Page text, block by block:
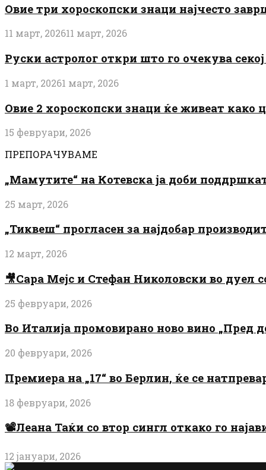
Овие три хороскопски знаци најчесто
11 март, 202611 март, 2026
Руски астролог откри што го очекува
1 март, 20261 март, 2026
Овие 2 хороскопски знаци ќе живеат како
15 февруари, 2026
ПРЕПОРАЧУВАМЕ
„Мамутите“ на Котевска ја доби
25 март, 2026
„Тиквеш“ прогласен за најдобар
12 март, 2026
🎥Сара Мејс и Стефан Николовски во дуел
25 февруари, 2026
Во Италија промовирано ново вино
20 февруари, 2026
Премиера на „17“ во Берлин, ќе се
18 февруари, 2026
📽️Леана Таќи со втор сингл откако го
12 јануари, 2026